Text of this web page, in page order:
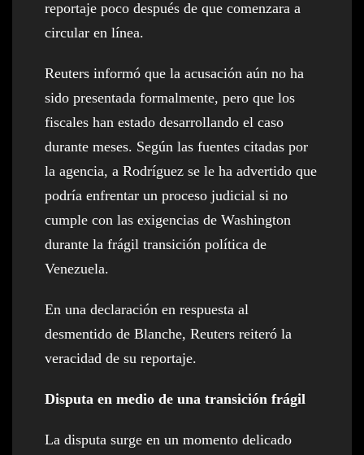
reportaje poco después de que comenzara a
circular en línea.
Reuters informó que la acusación aún no ha
sido presentada formalmente, pero que los
fiscales han estado desarrollando el caso
durante meses. Según las fuentes citadas por
la agencia, a Rodríguez se le ha advertido que
podría enfrentar un proceso judicial si no
cumple con las exigencias de Washington
durante la frágil transición política de
Venezuela.
En una declaración en respuesta al
desmentido de Blanche, Reuters reiteró la
veracidad de su reportaje.
Disputa en medio de una transición frágil
La disputa surge en un momento delicado